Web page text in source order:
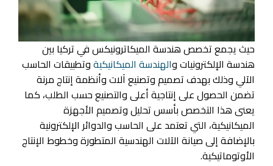
حيث يجمع تخصص هندسة الميكاترونيكس في تركيا بين
هندسة الإلكترونيات والهندسة الميكانيكيةوتطبيقات الحاسب
الآلي وذلك بهدف تصميم وتصنيع آلات وأنظمة إنتاج مرنة
تضمن الحصول على إنتاجية أعلى والتصنيع حسب الطلب، كما
يعنى هذا التخصص بأسس تحليل وتصميم الأجهزة
الميكانيكية، التي تعتمد على الحاسب والدوائر الإلكترونية
بالإضافة إلى صيانة الآلات الهندسية المتطورة وخطوط الإنتاج
الأوتوماتيكية.